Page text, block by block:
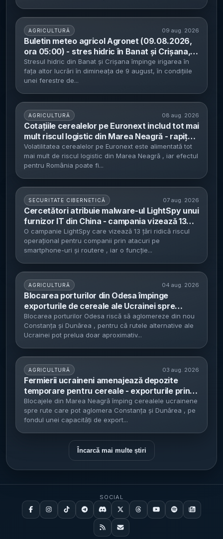
AGRICULTURĂ 09 aug. 2026
Buletin meteo agricol Agronet (09.08.2026,
ora 05:00) - stres hidric în Banat și Crișana,
cu irigarea de prioritizat și ferestre scurte
pentru tratamente
Stresul hidric din Banat și Crișana împinge irigarea în
fața altor lucrări în dimineața de 9 august, în condițiile
unei ferestre de...
AGRICULTURĂ 08 aug. 2026
Cotațiile cerealelor pe Euronext includ tot mai
mult riscul logistic din Marea Neagră - rapița
urcă la 533,25 euro/tonă (+3,9%), porumbul la
248,25 euro/tonă (+2,3%)
Volatilitatea cerealelor pe Euronext este alimentată tot
mai mult de riscul logistic din Marea Neagră , iar efectul
pentru România poate fi...
SECURITATE CIBERNETICĂ 07 aug. 2026
Cercetători atribuie malware-ul LightSpy unui
furnizor IT din China - campania vizează 13
țări și folosește cel puțin 117 servere, inclusiv
pentru infectarea routerelor
O campanie LightSpy care vizează 13 țări ridică riscul
operațional pentru companii prin atacuri pe
smartphone-uri și routere , iar o funcție...
AGRICULTURĂ 04 aug. 2026
Blocarea porturilor din Odesa împinge
exporturile de cereale ale Ucrainei spre
România - rutele alternative pot prelua doar
3–3,3 milioane de tone pe lună, circa jumătate
din capacitatea maritimă
Blocarea porturilor Odesa riscă să aglomereze din nou
Constanța și Dunărea , pentru că rutele alternative ale
Ucrainei pot prelua doar aproximativ...
AGRICULTURĂ 03 aug. 2026
Fermierii ucraineni amenajează depozite
temporare pentru cereale - exporturile prin
Marea Neagră ar fi scăzut la circa 4 milioane
de tone/lună, crescând presiunea pe rutele
prin Dunăre și Constanța
Blocajele din Marea Neagră împing cerealele ucrainene
spre rute care pot aglomera Constanța și Dunărea , pe
fondul unei capacități de export...
Încarcă mai multe știri
SOCIAL